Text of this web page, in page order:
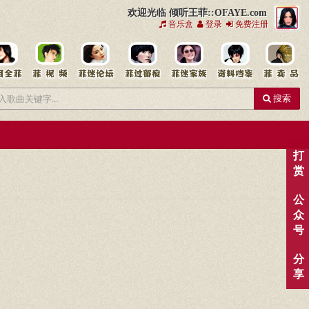
欢迎光临 倾听王菲::OFAYE.com
音乐盒 登录 免费注册
搜索
打
赏
公
众
号
分
享